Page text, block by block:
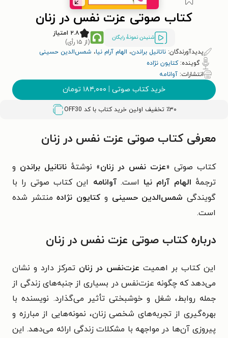
کتاب صوتی عزت نفس در زنان
شنیدن نمونۀ رایگان
۲.۸ امتیاز
(از ۱۵ رأی)
پدیدآورندگان: ناتانیل براندن، الهام آرام نیا، شمس‌الدین حسینی
گوینده:کتایون نژاده
انتشارات: آوانامه
خرید کتاب صوتی | ۱۸۴,۰۰۰ تومان
٪۳۰ تخفیف اولین خرید کتاب با کد OFF30
معرفی کتاب صوتی عزت نفس در زنان
کتاب صوتی «عزت نفس در زنان» نوشتهٔ ناتانیل براندن و
ترجمهٔ الهام آرام نیا است.آوانامه این کتاب صوتی را با
گویندگی شمس‌الدین حسینی و کتایون نژادهمنتشر شده
است.
درباره کتاب صوتی عزت نفس در زنان
این کتاب بر اهمیت عزت‌نفس در زنان تمرکز دارد و نشان
می‌دهد که چگونه عزت‌نفس در بسیاری از جنبه‌های زندگی از
جمله روابط، شغل و خوشبختی تأثیر می‌گذارد. نویسنده با
بهره‌گیری از تجربه‌های شخصی زنان، نمونه‌هایی از مبارزه و
پیروزی آن‌ها در مواجهه با مشکلات زندگی ارائه می‌دهد. این